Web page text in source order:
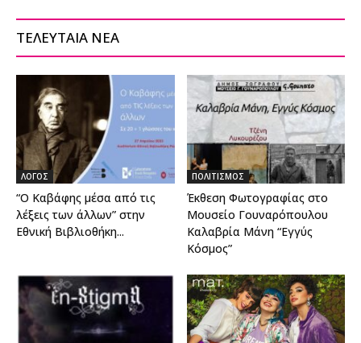
ΤΕΛΕΥΤΑΙΑ ΝΕΑ
ΛΟΓΟΣ
“Ο Καβάφης μέσα από τις
λέξεις των άλλων” στην
Εθνική Βιβλιοθήκη...
ΠΟΛΙΤΙΣΜΟΣ
Έκθεση Φωτογραφίας στο
Μουσείο Γουναρόπουλου
Καλαβρία Μάνη “Εγγύς
Κόσμος”